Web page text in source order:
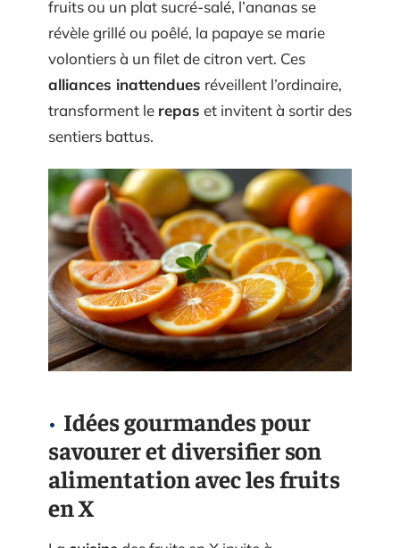
fruits ou un plat sucré-salé, l’ananas se
révèle grillé ou poêlé, la papaye se marie
volontiers à un filet de citron vert. Ces
alliances inattendues réveillent l’ordinaire,
transforment le repas et invitent à sortir des
sentiers battus.
Idées gourmandes pour
savourer et diversifier son
alimentation avec les fruits
en X